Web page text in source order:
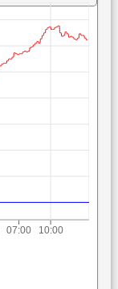
07:00 10:00